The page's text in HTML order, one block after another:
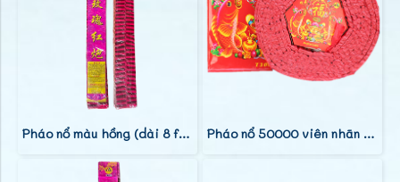
Pháo nổ màu hồng (dài 8 feet) Pháo nổ 50000 viên nhãn hiệu cá